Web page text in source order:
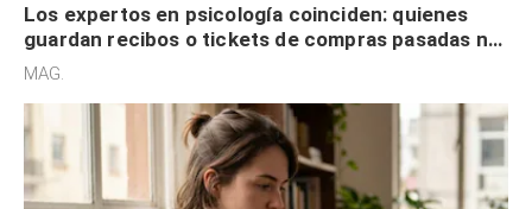
Los expertos en psicología coinciden: quienes
guardan recibos o tickets de compras pasadas no
son acumuladores, sino que tienen necesidad de
MAG.